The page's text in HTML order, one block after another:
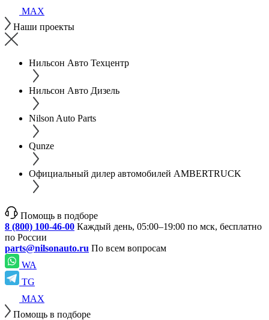
MAX
Наши проекты
Нильсон Авто Техцентр
Нильсон Авто Дизель
Nilson Auto Parts
Qunze
Официальный дилер автомобилей AMBERTRUCK
Помощь в подборе
8 (800) 100-46-00 Каждый день, 05:00–19:00 по мск, бесплатно
по России
parts@nilsonauto.ru По всем вопросам
WA
TG
MAX
Помощь в подборе